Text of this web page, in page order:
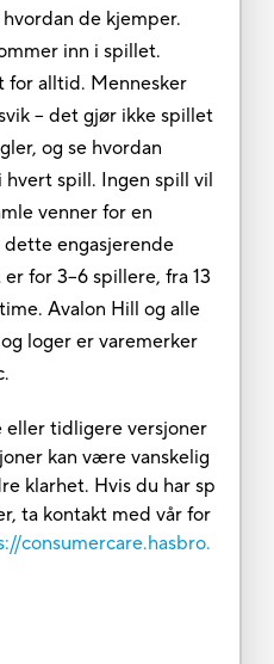
de kjemper.
inn i spillet.
for alltid. Mennesker
– det gjør ikke spillet
og se hvordan
spill. Ingen spill vil
venner for en
engasjerende
for 3–6 spillere, fra 13
Avalon Hill og alle
loger er varemerker
eller tidligere versjoner
kan være vanskelig
klarhet. Hvis du har sp
ta kontakt med vår for
consumercare.hasbro.